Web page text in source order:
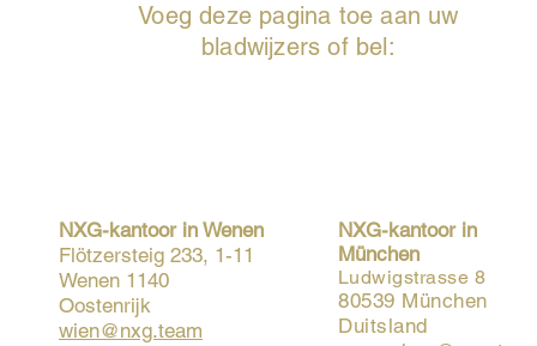
Voeg deze pagina toe aan uw
bladwijzers of bel:
NXG-kantoor in Wenen
Flötzersteig 233, 1-11
Wenen 1140
Oostenrijk
wien@nxg.team
NXG-kantoor in
München
Ludwigstrasse 8
80539 München
Duitsland